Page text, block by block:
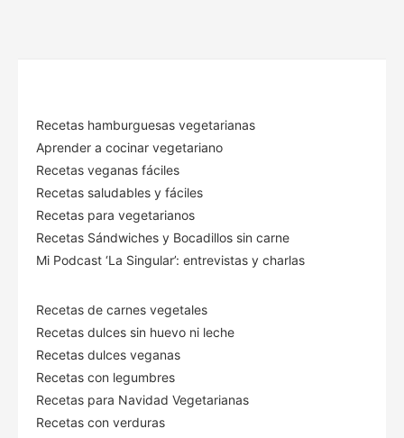
Recetas hamburguesas vegetarianas
Aprender a cocinar vegetariano
Recetas veganas fáciles
Recetas saludables y fáciles
Recetas para vegetarianos
Recetas Sándwiches y Bocadillos sin carne
Mi Podcast ‘La Singular’: entrevistas y charlas
Recetas de carnes vegetales
Recetas dulces sin huevo ni leche
Recetas dulces veganas
Recetas con legumbres
Recetas para Navidad Vegetarianas
Recetas con verduras